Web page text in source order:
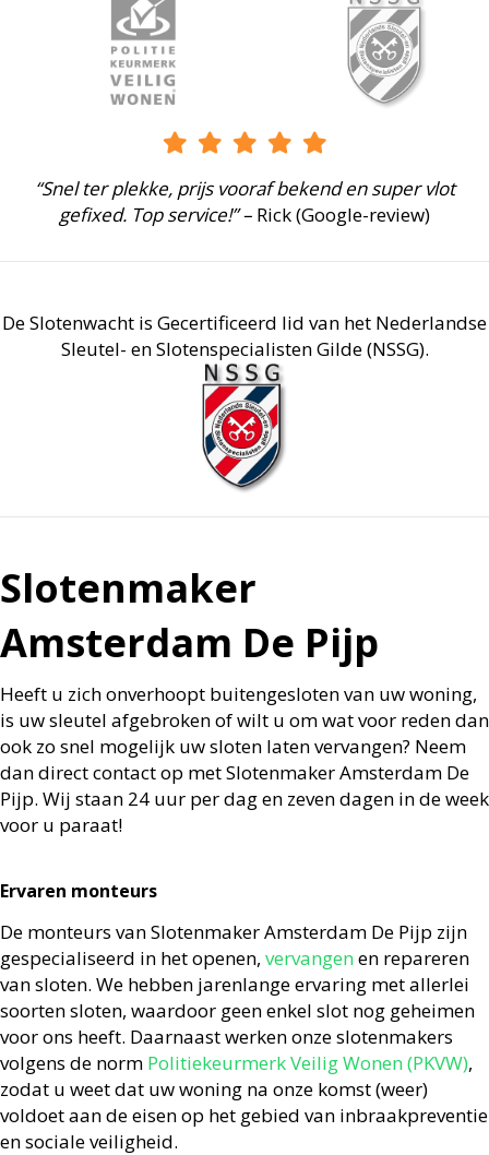
“Snel ter plekke, prijs vooraf bekend en super vlot
gefixed. Top service!” – Rick (Google-review)
De Slotenwacht is Gecertificeerd lid van het Nederlandse
Sleutel- en Slotenspecialisten Gilde (NSSG).
Slotenmaker
Amsterdam De Pijp
Heeft u zich onverhoopt buitengesloten van uw woning,
is uw sleutel afgebroken of wilt u om wat voor reden dan
ook zo snel mogelijk uw sloten laten vervangen? Neem
dan direct contact op met Slotenmaker Amsterdam De
Pijp. Wij staan 24 uur per dag en zeven dagen in de week
voor u paraat!
Ervaren monteurs
De monteurs van Slotenmaker Amsterdam De Pijp zijn
gespecialiseerd in het openen, vervangenen repareren
van sloten. We hebben jarenlange ervaring met allerlei
soorten sloten, waardoor geen enkel slot nog geheimen
voor ons heeft. Daarnaast werken onze slotenmakers
volgens de norm Politiekeurmerk Veilig Wonen (PKVW),
zodat u weet dat uw woning na onze komst (weer)
voldoet aan de eisen op het gebied van inbraakpreventie
en sociale veiligheid.